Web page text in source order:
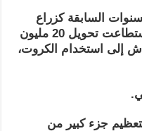
السابقة كزراع
تكنولوجي للحكومة المصرية، واستطاعت تحويل 20 مليون
إلى استخدام الكروت،
جزء كبير من